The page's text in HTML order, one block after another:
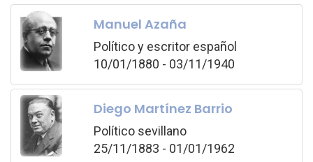
Manuel Azaña
Político y escritor español
10/01/1880 - 03/11/1940
Diego Martínez Barrio
Político sevillano
25/11/1883 - 01/01/1962